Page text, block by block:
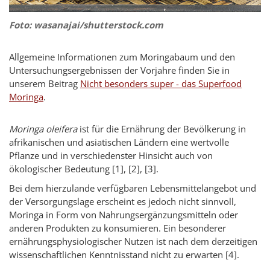
Foto: wasanajai/shutterstock.com
Allgemeine Informationen zum Moringabaum und den
Untersuchungsergebnissen der Vorjahre finden Sie in
unserem Beitrag Nicht besonders super - das Superfood
Moringa.
Moringa oleiferaist für die Ernährung der Bevölkerung in
afrikanischen und asiatischen Ländern eine wertvolle
Pflanze und in verschiedenster Hinsicht auch von
ökologischer Bedeutung [1], [2], [3].
Bei dem hierzulande verfügbaren Lebensmittelangebot und
der Versorgungslage erscheint es jedoch nicht sinnvoll,
Moringa in Form von Nahrungsergänzungsmitteln oder
anderen Produkten zu konsumieren. Ein besonderer
ernährungsphysiologischer Nutzen ist nach dem derzeitigen
wissenschaftlichen Kenntnisstand nicht zu erwarten [4].